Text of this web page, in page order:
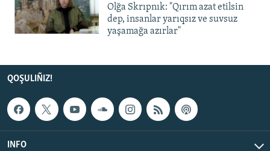
Olğa Skrıpnık: "Qırım azat etilsin
dep, insanlar yarıqsız ve suvsuz
yaşamağa azırlar"
QOŞULIÑIZ!
INFO